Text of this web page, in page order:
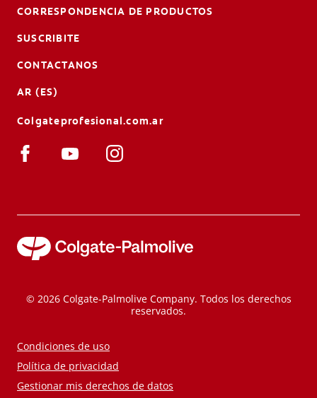
CORRESPONDENCIA DE PRODUCTOS
SUSCRIBITE
CONTACTANOS
AR (ES)
Colgateprofesional.com.ar
© 2026 Colgate-Palmolive Company. Todos los derechos
reservados.
Condiciones de uso
Política de privacidad
Gestionar mis derechos de datos